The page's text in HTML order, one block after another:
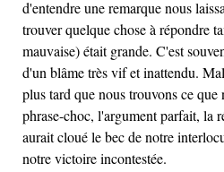
d'entendre une remarque nous
trouver quelque chose à répondre
mauvaise) était grande. C'est
d'un blâme très vif et inattendu.
plus tard que nous trouvons ce
phrase-choc, l'argument parfait, la
aurait cloué le bec de notre
notre victoire incontestée.